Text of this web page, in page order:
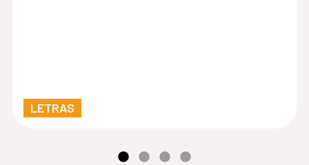
LETRAS